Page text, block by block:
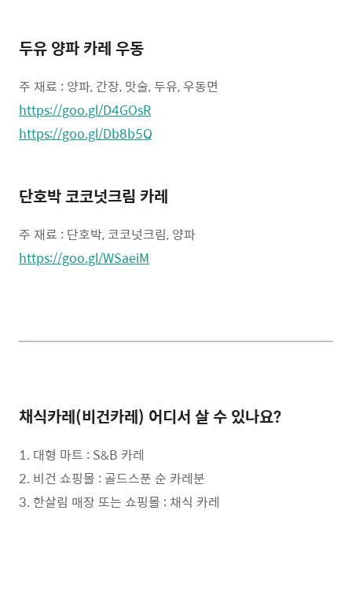
두유 양파 카레 우동
주 재료 : 양파, 간장, 맛술, 두유, 우동면
https://goo.gl/D4GOsR
https://goo.gl/Db8b5Q
단호박 코코넛크림 카레
주 재료 : 단호박, 코코넛크림, 양파
https://goo.gl/WSaeiM
채식카레(비건카레) 어디서 살 수 있나요?
1. 대형 마트 : S&B 카레
2. 비건 쇼핑몰 : 골드스푼 순 카레분
3. 한살림 매장 또는 쇼핑몰 : 채식 카레